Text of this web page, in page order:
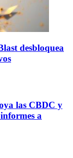
desbloquea
las CBDC y
a